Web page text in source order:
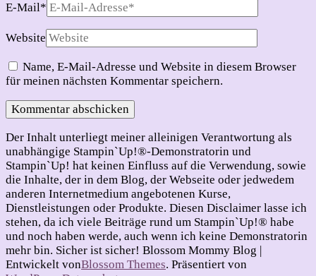
E-Mail*
Website
Name, E-Mail-Adresse und Website in diesem Browser
für meinen nächsten Kommentar speichern.
Der Inhalt unterliegt meiner alleinigen Verantwortung als
unabhängige Stampin`Up!®-Demonstratorin und
Stampin`Up! hat keinen Einfluss auf die Verwendung, sowie
die Inhalte, der in dem Blog, der Webseite oder jedwedem
anderen Internetmedium angebotenen Kurse,
Dienstleistungen oder Produkte. Diesen Disclaimer lasse ich
stehen, da ich viele Beiträge rund um Stampin`Up!® habe
und noch haben werde, auch wenn ich keine Demonstratorin
mehr bin. Sicher ist sicher! Blossom Mommy Blog |
Entwickelt vonBlossom Themes. Präsentiert von